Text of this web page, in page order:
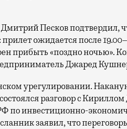
Песков подтвердил,
ожидается после
прибыть «поздно ночью».
Джаред
урегулировании.
разговор с
по инвестиционно-
заявил, что